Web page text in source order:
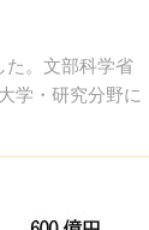
た。文部科学省
学・研究分野に